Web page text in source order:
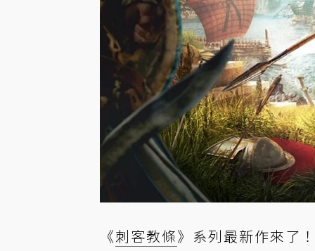
《刺客教條》系列最新作來了